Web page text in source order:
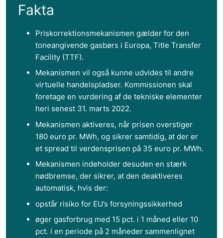
Fakta
Priskorrektionsmekanismen gælder for den
toneangivende gasbørs i Europa, Title Transfer
Facility (TTF).
Mekanismen vil også kunne udvides til andre
virtuelle handelspladser. Kommissionen skal
foretage en vurdering af de tekniske elementer
heri senest 31. marts 2022.
Mekanismen aktiveres, når prisen overstiger
180 euro pr. MWh, og sikrer samtidig, at der er
et spread til verdensprisen på 35 euro pr. MWh.
Mekanismen indeholder desuden en stærk
nødbremse, der sikrer, at den deaktiveres
automatisk, hvis der:
opstår risiko for EU’s forsyningssikkerhed
øger gasforbrug med 15 pct. i 1 måned eller 10
pct. i en periode på 2 måneder sammenlignet